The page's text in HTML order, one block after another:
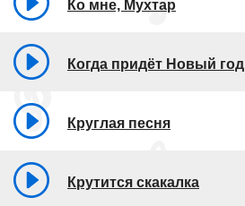
Ко мне, Мухтар
Когда придёт Новый год
Круглая песня
Крутится скакалка